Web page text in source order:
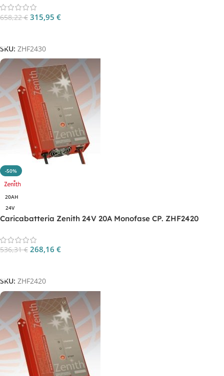
658,22€ 315,95 €
SKU: ZHF2430
-50%
20AH
24V
Caricabatteria Zenith 24V 20A Monofase CP. ZHF2420
536,31€ 268,16 €
SKU: ZHF2420